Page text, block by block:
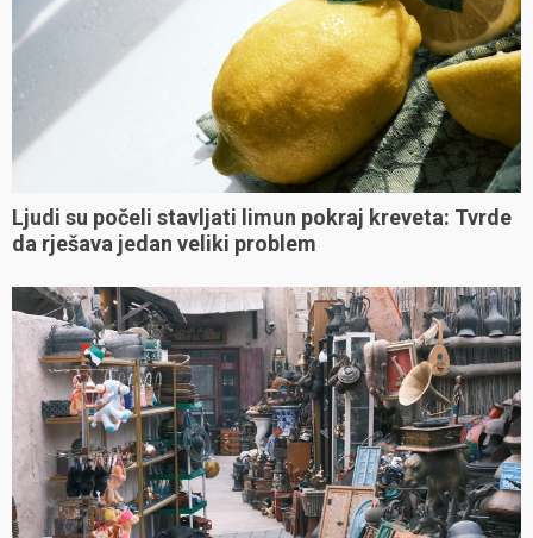
Ljudi su počeli stavljati limun pokraj kreveta: Tvrde
da rješava jedan veliki problem